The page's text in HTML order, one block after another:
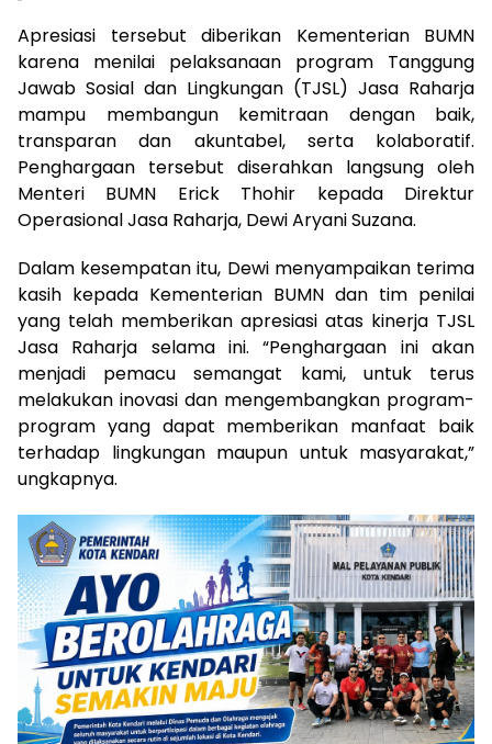
Apresiasi tersebut diberikan Kementerian BUMN
karena menilai pelaksanaan program Tanggung
Jawab Sosial dan Lingkungan (TJSL) Jasa Raharja
mampu membangun kemitraan dengan baik,
transparan dan akuntabel, serta kolaboratif.
Penghargaan tersebut diserahkan langsung oleh
Menteri BUMN Erick Thohir kepada Direktur
Operasional Jasa Raharja, Dewi Aryani Suzana.
Dalam kesempatan itu, Dewi menyampaikan terima
kasih kepada Kementerian BUMN dan tim penilai
yang telah memberikan apresiasi atas kinerja TJSL
Jasa Raharja selama ini. “Penghargaan ini akan
menjadi pemacu semangat kami, untuk terus
melakukan inovasi dan mengembangkan program-
program yang dapat memberikan manfaat baik
terhadap lingkungan maupun untuk masyarakat,”
ungkapnya.